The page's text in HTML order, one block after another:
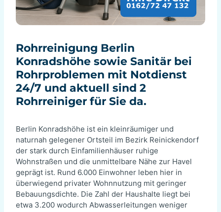
Rohrreinigung Berlin
Konradshöhe sowie Sanitär bei
Rohrproblemen mit Notdienst
24/7 und aktuell sind 2
Rohrreiniger für Sie da.
Berlin Konradshöhe ist ein kleinräumiger und
naturnah gelegener Ortsteil im Bezirk Reinickendorf
der stark durch Einfamilienhäuser ruhige
Wohnstraßen und die unmittelbare Nähe zur Havel
geprägt ist. Rund 6.000 Einwohner leben hier in
überwiegend privater Wohnnutzung mit geringer
Bebauungsdichte. Die Zahl der Haushalte liegt bei
etwa 3.200 wodurch Abwasserleitungen weniger